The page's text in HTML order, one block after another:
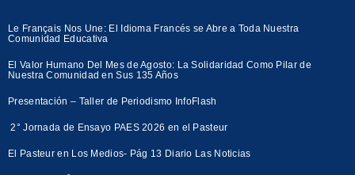
Le Français Nos Une: El Idioma Francés se Abre a Toda Nuestra
Comunidad Educativa
El Valor Humano Del Mes de Agosto: La Solidaridad Como Pilar de
Nuestra Comunidad en Sus 135 Años
Presentación – Taller de Periodismo InfoFlash
2° Jornada de Ensayo PAES 2026 en el Pasteur
El Pasteur en Los Medios- Pág 13 Diario Las Noticias